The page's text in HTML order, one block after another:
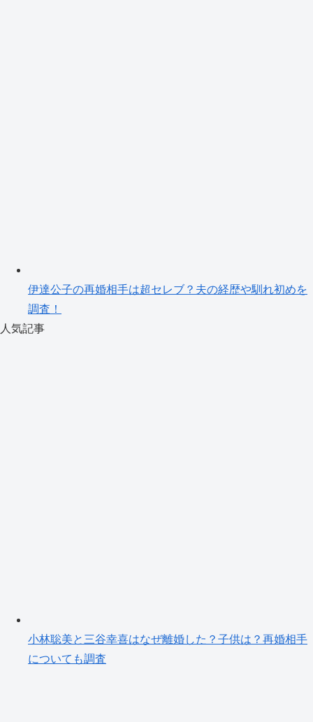
伊達公子の再婚相手は超セレブ？夫の経歴や馴れ初めを
調査！
人気記事
小林聡美と三谷幸喜はなぜ離婚した？子供は？再婚相手
についても調査